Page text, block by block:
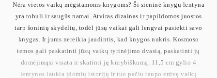
Nėra vietos vaikų mėgstamoms knygoms? Ši sieninė knygų lentyna
yra tobuli ir saugūs namai. Atviras dizainas ir papildomos juostos
tarp šoninių skydelių, todėl jūsų vaikai gali lengvai pasiekti savo
knygas. Ir jums nereikia jaudintis, kad knygos nukris. Kosmoso
temos gali paskatinti jūsų vaikų tyrinėjimo dvasią, paskatinti jų
domėjimąsi visata ir skatinti jų kūrybiškumą. 11,5 cm gylio 4
lentynos laukia įdomių istorijų ir tuo pačiu taupo erdvę vaikų